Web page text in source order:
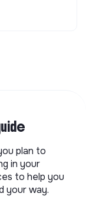
plan to
in your
to help you
your way.